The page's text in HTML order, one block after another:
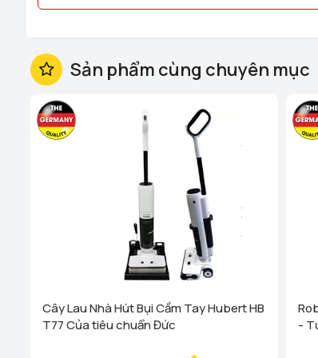
Sản phẩm cùng chuyên mục
Cây Lau Nhà Hút Bụi Cầm Tay Hubert HB
T77 Của tiêu chuẩn Đức
-